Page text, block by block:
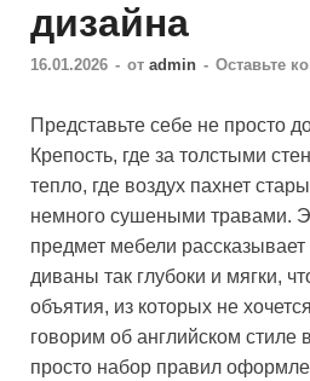
дизайна
16.01.2026 - от admin - Оставьте
Представьте себе не просто
Крепость, где за толстыми
тепло, где воздух пахнет
немного сушеными травами.
предмет мебели
диваны так глубоки и мягки,
объятия, из которых не
говорим об английском стиле
просто набор правил